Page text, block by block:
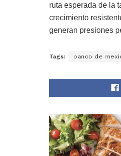
ruta esperada de la
crecimiento
generan presiones
Tags: banco de